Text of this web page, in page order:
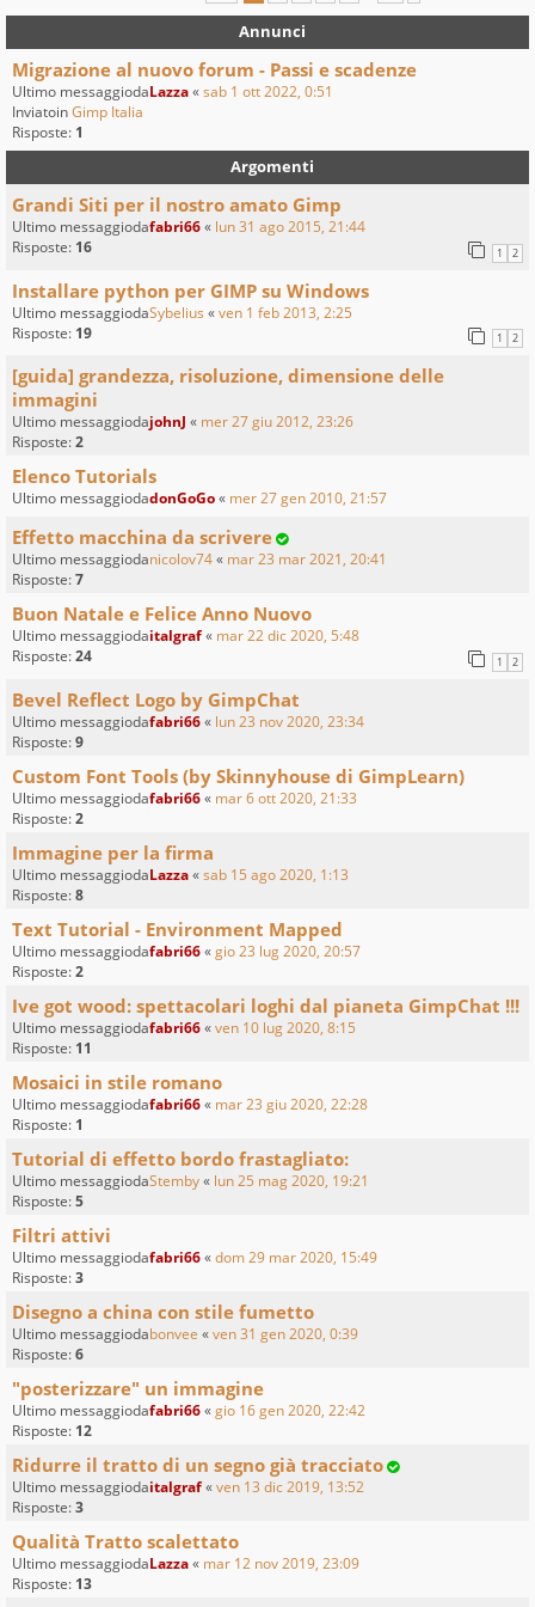
Annunci
Migrazione al nuovo forum - Passi e scadenze
Ultimo messaggiodaLazza«sab 1 ott 2022, 0:51
InviatoinGimp Italia
Risposte: 1
Argomenti
Grandi Siti per il nostro amato Gimp
Ultimo messaggiodafabri66« lun 31 ago 2015, 21:44
Risposte: 16 1 2
Installare python per GIMP su Windows
Ultimo messaggiodaSybelius «ven 1 feb 2013, 2:25
Risposte: 19 1 2
[guida] grandezza, risoluzione, dimensione delle
immagini
Ultimo messaggiodajohnJ « mer 27 giu 2012, 23:26
Risposte:2
Elenco Tutorials
Ultimo messaggiodadonGoGo« mer 27 gen 2010, 21:57
Effetto macchina da scrivere
Ultimo messaggiodanicolov74« mar 23 mar 2021, 20:41
Risposte:7
Buon Natale e Felice Anno Nuovo
Ultimo messaggiodaitalgraf« mar 22 dic 2020, 5:48
Risposte:24 1 2
Bevel Reflect Logo by GimpChat
Ultimo messaggiodafabri66« lun 23 nov 2020, 23:34
Risposte:9
Custom Font Tools (by Skinnyhouse di GimpLearn)
Ultimo messaggiodafabri66« mar 6 ott 2020, 21:33
Risposte:2
Immagine per la firma
Ultimo messaggiodaLazza«sab 15 ago 2020, 1:13
Risposte:8
Text Tutorial - Environment Mapped
Ultimo messaggiodafabri66«gio 23 lug 2020, 20:57
Risposte:2
Ive got wood: spettacolari loghi dal pianeta GimpChat !!!
Ultimo messaggiodafabri66«ven 10 lug 2020, 8:15
Risposte: 11
Mosaici in stile romano
Ultimo messaggiodafabri66« mar 23 giu 2020, 22:28
Risposte: 1
Tutorial di effetto bordo frastagliato:
Ultimo messaggiodaStemby« lun 25 mag 2020, 19:21
Risposte:5
Filtri attivi
Ultimo messaggiodafabri66«dom 29 mar 2020, 15:49
Risposte:3
Disegno a china con stile fumetto
Ultimo messaggiodabonvee «ven 31 gen 2020, 0:39
Risposte:6
"posterizzare" un immagine
Ultimo messaggiodafabri66«gio 16 gen 2020, 22:42
Risposte: 12
Ridurre il tratto di un segno già tracciato
Ultimo messaggiodaitalgraf«ven 13 dic 2019, 13:52
Risposte:3
Qualità Tratto scalettato
Ultimo messaggiodaLazza« mar 12 nov 2019, 23:09
Risposte: 13